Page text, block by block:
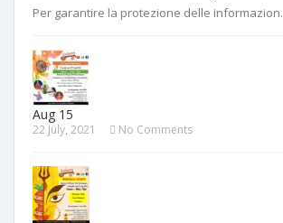
Per garantire la protezione delle informazion.
Aug 15
22 July, 2021 No Comments